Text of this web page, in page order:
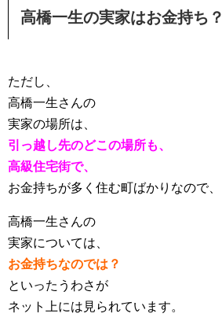
高橋一生の実家はお金持ち？
ただし、
高橋一生さんの
実家の場所は、
引っ越し先のどこの場所も、
高級住宅街で、
お金持ちが多く住む町ばかりなので、
高橋一生さんの
実家については、
お金持ちなのでは？
といったうわさが
ネット上には見られています。